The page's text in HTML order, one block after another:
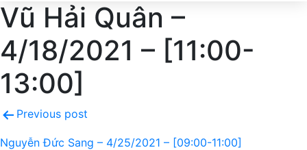
Vũ Hải Quân –
4/18/2021 – [11:00-
13:00]
Previous post
Nguyễn Đức Sang – 4/25/2021 – [09:00-11:00]